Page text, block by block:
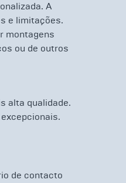
A
e limitações.
montagens
ou de outros
alta qualidade.
de contacto